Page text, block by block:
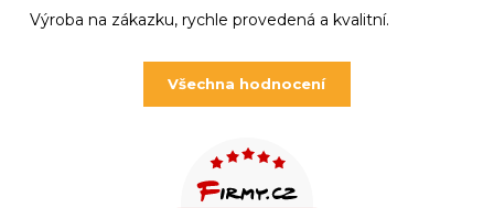
Výroba na zákazku, rychle provedená a kvalitní.
Všechna hodnocení